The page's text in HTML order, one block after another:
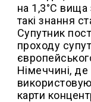
на 1,3°C вища
такі знання
Супутник
проходу
Німеччині,
карти